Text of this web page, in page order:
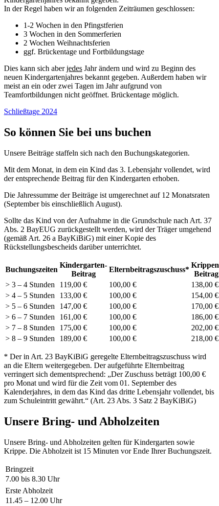
In der Regel haben wir an folgenden Zeiträumen geschlossen:
1-2 Wochen in den Pfingstferien
3 Wochen in den Sommerferien
2 Wochen Weihnachtsferien
ggf. Brückentage und Fortbildungstage
Dies kann sich aberjedes Jahr ändern und wird zu Beginn des
neuen Kindergartenjahres bekannt gegeben. Außerdem haben wir
meist an ein oder zwei Tagen im Jahr aufgrund von
Teamfortbildungen nicht geöffnet. Brückentage möglich.
Schließtage 2024
So können Sie bei uns buchen
Unsere Beiträge staffeln sich nach den Buchungskategorien.
Mit dem Monat, in dem ein Kind das 3. Lebensjahr vollendet, wird
der entsprechende Beitrag für den Kindergarten erhoben.
Die Jahressumme der Beiträge ist umgerechnet auf 12 Monatsraten
(September bis einschließlich August).
Sollte das Kind von der Aufnahme in die Grundschule nach Art. 37
Abs. 2 BayEUG zurückgestellt werden, wird der Träger umgehend
(gemäß Art. 26 a BayKiBiG) mit einer Kopie des
Rückstellungsbescheids darüber unterrichtet.
Buchungszeiten
Kindergarten-
Beitrag
Elternbeitragszuschuss*
Beitrag
> 3 – 4 Stunden
119,00 € 100,00 €
138,00 €
> 4 – 5 Stunden
133,00 € 100,00 €
154,00 €
> 5 – 6 Stunden
147,00 € 100,00 €
170,00 €
> 6 – 7 Stunden
161,00 € 100,00 €
186,00 €
> 7 – 8 Stunden
175,00 € 100,00 €
202,00 €
> 8 – 9 Stunden
189,00 € 100,00 € 218,00 €
* Der in Art. 23 BayKiBiG geregelte Elternbeitragszuschuss wird
an die Eltern weitergegeben. Der aufgeführte Elternbeitrag
verringert sich dementsprechend: „Der Zuschuss beträgt 100,00 €
pro Monat und wird für die Zeit vom 01. September des
Kalenderjahres, in dem das Kind das dritte Lebensjahr vollendet, bis
zum Schuleintritt gewährt.“ (Art. 23 Abs. 3 Satz 2 BayKiBiG)
Unsere Bring- und Abholzeiten
Unsere Bring- und Abholzeiten gelten für Kindergarten sowie
Krippe. Die Abholzeit ist 15 Minuten vor Ende Ihrer Buchungszeit.
Bringzeit
7.00 bis 8.30 Uhr
Erste Abholzeit
11.45 – 12.00 Uhr